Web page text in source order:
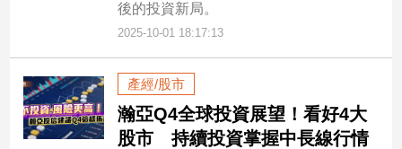
後的投資新局。
2025-10-01 18:17:13
產經/股市
瀚亞Q4全球投資展望！看好4大
股市 持續投資掌握中長線行情